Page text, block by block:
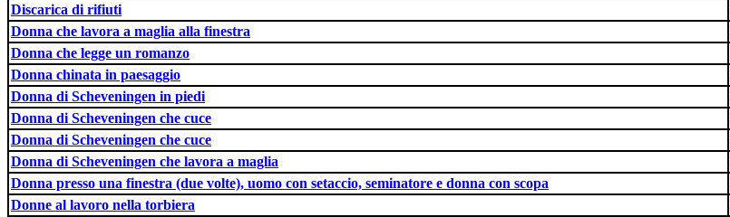
Discarica di rifiuti
Donna che lavora a maglia alla finestra
Donna che legge un romanzo
Donna chinata in paesaggio
Donna di Scheveningen in piedi
Donna di Scheveningen che cuce
Donna di Scheveningen che cuce
Donna di Scheveningen che lavora a maglia
Donna presso una finestra (due volte), uomo con setaccio, seminatore e donna con scopa
Donne al lavoro nella torbiera